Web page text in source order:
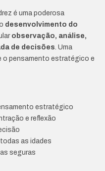
é uma poderosa
desenvolvimento do
observação, análise,
de decisões. Uma
o pensamento estratégico e
estratégico
e reflexão
as idades
seguras